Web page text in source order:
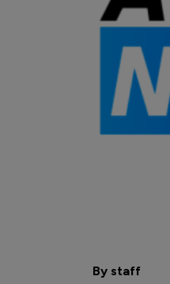
By staff